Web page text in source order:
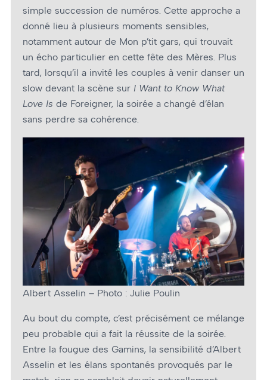
simple succession de numéros. Cette approche a
donné lieu à plusieurs moments sensibles,
notamment autour de Mon p’tit gars, qui trouvait
un écho particulier en cette fête des Mères. Plus
tard, lorsqu’il a invité les couples à venir danser un
slow devant la scène sur I Want to Know What
Love Is de Foreigner, la soirée a changé d’élan
sans perdre sa cohérence.
Albert Asselin – Photo : Julie Poulin
Au bout du compte, c’est précisément ce mélange
peu probable qui a fait la réussite de la soirée.
Entre la fougue des Gamins, la sensibilité d’Albert
Asselin et les élans spontanés provoqués par le